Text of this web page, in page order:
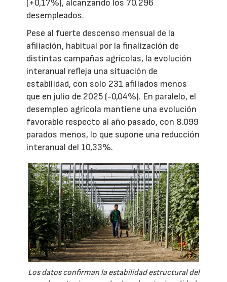
(+0,17%), alcanzando los 70.296
desempleados.
Pese al fuerte descenso mensual de la
afiliación, habitual por la finalización de
distintas campañas agrícolas, la evolución
interanual refleja una situación de
estabilidad, con solo 231 afiliados menos
que en julio de 2025 (-0,04%). En paralelo, el
desempleo agrícola mantiene una evolución
favorable respecto al año pasado, con 8.099
parados menos, lo que supone una reducción
interanual del 10,33%.
Los datos confirman la estabilidad estructural del